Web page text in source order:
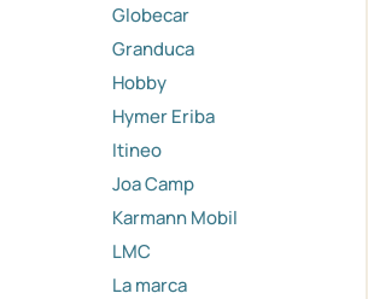
Globecar
Granduca
Hobby
Hymer Eriba
Itineo
Joa Camp
Karmann Mobil
LMC
La marca